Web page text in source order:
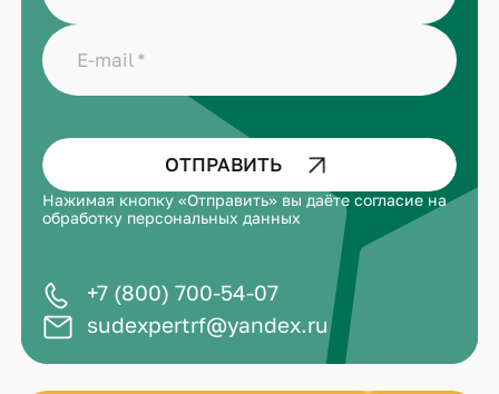
E-mail
ОТПРАВИТЬ
Нажимая кнопку «Отправить» вы даёте согласие на
обработку персональных данных
+7 (800) 700-54-07
sudexpertrf@yandex.ru